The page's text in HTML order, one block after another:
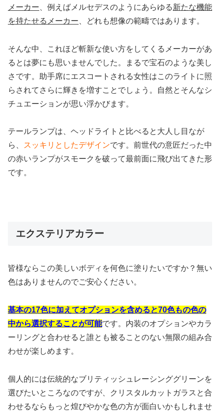
メーカー 、例えばメルセデスのようにあらゆる新たな機能
を持たせるメーカー 、どれも想像の範疇ではあります。
そんな中、これほど斬新な使い方をしてくるメーカーがあ
るとは夢にも思いませんでした。まるで宝石のような美し
さです。助手席にエスコートされる女性はこのライトに照
らされてさらに輝きを増すことでしょう。自然とそんなシ
チュエーションが思い浮かびます。
テールランプは、ヘッドライトと比べると大人し目なが
ら、
スッキリとしたデザインです。前世代の意匠だった中
の赤いランプがスモークを破って最前面に飛び出てきた形
です。
エクステリアカラー
皆様ならこの美しいボディを何色に塗りたいですか？無い
色はありませんのでご安心ください。
基本の17色に加えてオプションを含めると70色もの色の
中から選択することが可能です。内装のオプションやカラ
ーリングと合わせると誰とも被ることのない無限の組み合
わせが楽しめます。
個人的には伝統的なブリティッシュレーシンググリーンを
選びたいところなのですが、クリスタルカットガラスと合
わせるならもっと煌びやかな色の方が面白いかもしれませ